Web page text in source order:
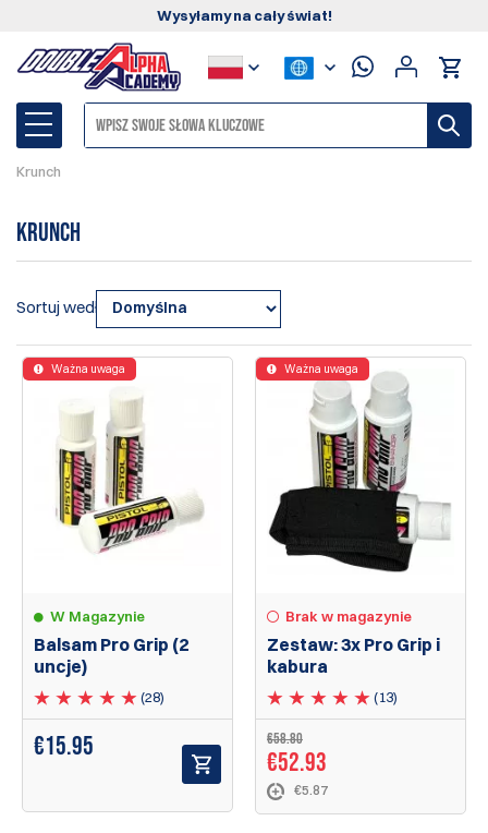
Wysyłamy na cały świat!
Krunch
Krunch
Sortuj według
W Magazynie
Balsam Pro Grip (2
uncje)
(28)
Ważna uwaga
€15.95
Brak w magazynie
Zestaw: 3x Pro Grip i
kabura
(13)
Ważna uwaga
€58.80
€52.93
€5.87